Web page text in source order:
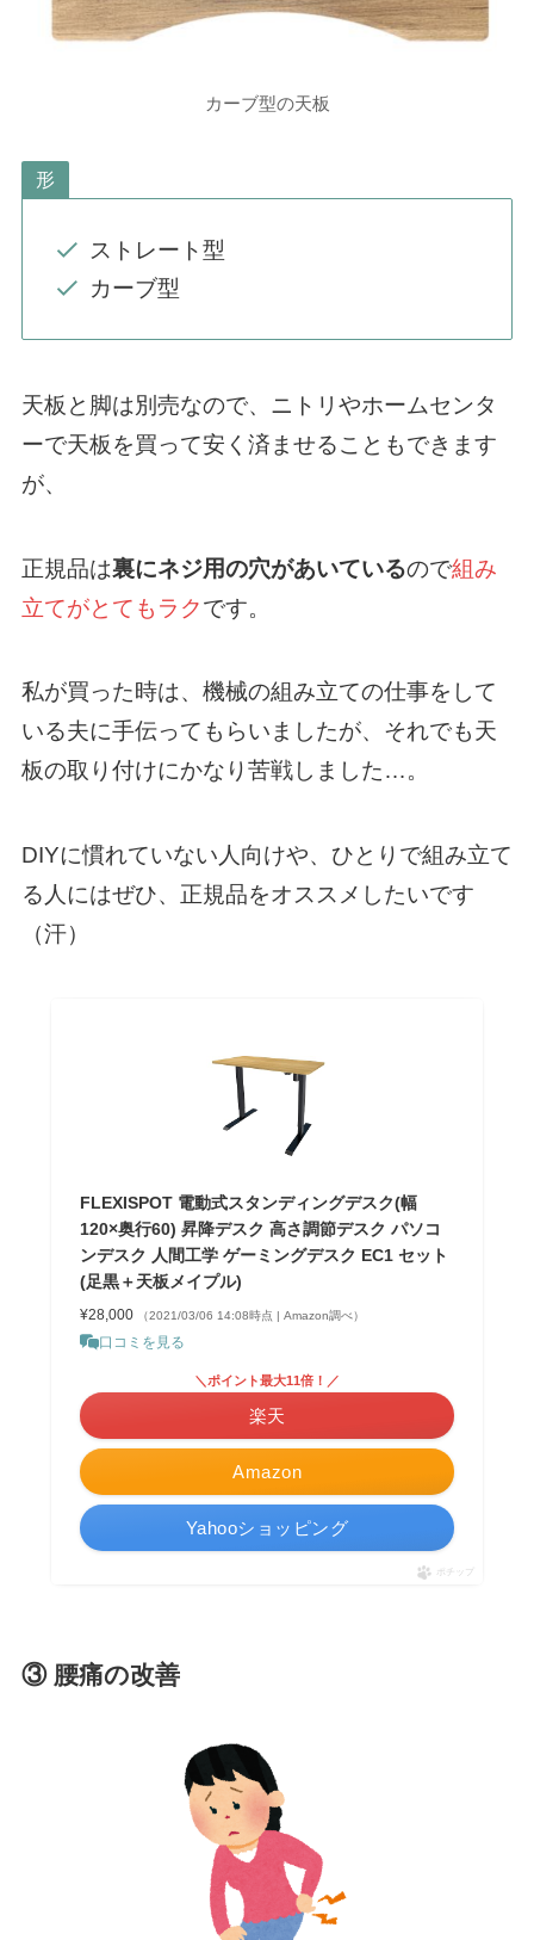
カーブ型の天板
形
ストレート型
カーブ型
天板と脚は別売なので、ニトリやホームセンタ
ーで天板を買って安く済ませることもできます
が、
正規品は裏にネジ用の穴があいているので組み
立てがとてもラクです。
私が買った時は、機械の組み立ての仕事をして
いる夫に手伝ってもらいましたが、それでも天
板の取り付けにかなり苦戦しました…。
DIYに慣れていない人向けや、ひとりで組み立て
る人にはぜひ、正規品をオススメしたいです
（汗）
FLEXISPOT 電動式スタンディングデスク(幅
120×奥行60) 昇降デスク 高さ調節デスク パソコ
ンデスク 人間工学 ゲーミングデスク EC1 セット
(足黒＋天板メイプル)
¥28,000 （2021/03/06 14:08時点 | Amazon調べ）
口コミを見る
Amazon
＼ポイント最大11倍！／
楽天
Yahooショッピング
ポチップ
③ 腰痛の改善